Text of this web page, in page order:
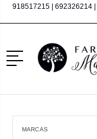
918517215 692326214
Menú
MARCAS